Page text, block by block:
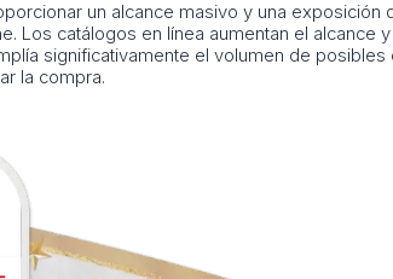
un alcance masivo y una
Los catálogos en línea aumentan el alcance
significativamente el volumen de
la compra.